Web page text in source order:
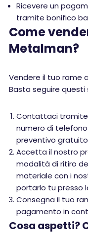
Ricevere un
tramite bonifico
Come
Metalman?
Vendere il tuo rame
Basta seguire questi
Contattaci tramite
numero di
preventivo
Accetta il nostro
modalità di ritiro
materiale con i
portarlo tu presso
Consegna il tuo
pagamento in
Cosa aspetti?